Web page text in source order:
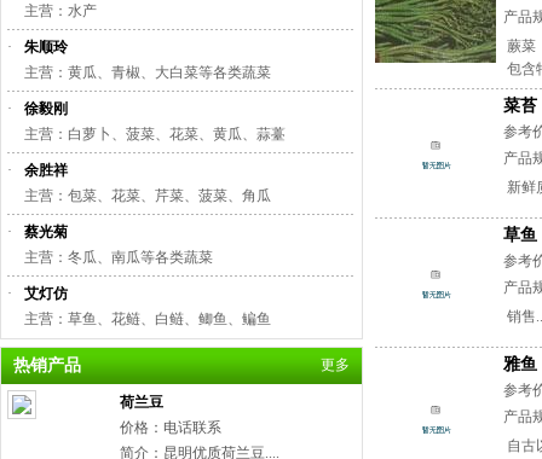
主营：水产
·
朱顺玲
主营：黄瓜、青椒、大白菜等各类蔬菜
·
徐毅刚
主营：白萝卜、菠菜、花菜、黄瓜、蒜薹
·
余胜祥
主营：包菜、花菜、芹菜、菠菜、角瓜
·
蔡光菊
主营：冬瓜、南瓜等各类蔬菜
·
艾灯仿
主营：草鱼、花鲢、白鲢、鲫鱼、鳊鱼
热销产品 更多
荷兰豆
价格：电话联系
简介：昆明优质荷兰豆....
产品
蕨菜
包含
菜苔
参考
产品
新鲜
草鱼
参考
产品
销售
雅鱼
参考
产品
自古